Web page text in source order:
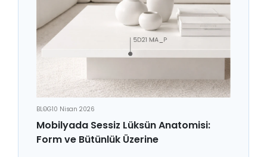
BLOG10 Nisan 2026
Mobilyada Sessiz Lüksün Anatomisi:
Form ve Bütünlük Üzerine